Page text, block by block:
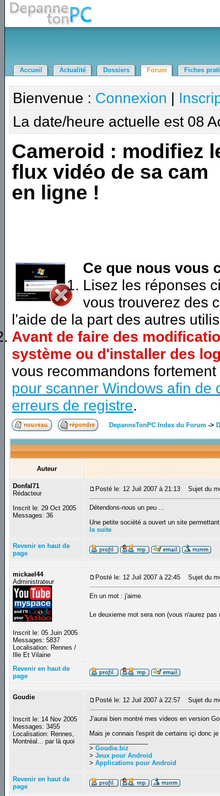
Accueil Actualité Dossiers Forum Fiches
Bienvenue : Connexion |
La date/heure actuelle est 08
Cameroid : modifiez
flux vidéo de sa cam
en ligne !
Ce que nous vous
Lisez les réponses
vous trouverez des
l'aide de la part des autres
Avant de faire des
système ou d'installer des
vous recommandons
pour scanner Windows afin de
erreurs de registre.
DepanneTonPC Index du Forum ->
Auteur
Donfal71
Rédacteur
Inscrit le: 29 Oct 2005
Messages: 36
Posté le: 12 Juil 2007 à 21:13 Sujet du
Détendons-nous un peu ...
Une petite société a ouvert un site
la suite
Revenir en haut de
page
mickael44
Administrateur
Inscrit le: 05 Juin 2005
Messages: 5837
Localisation: Rennes /
Ille Et Vilaine
Posté le: 12 Juil 2007 à 22:45 Sujet du
En un mot : j'aime.
Le deuxieme mot sera non (vous n'aurez
Revenir en haut de
page
Goudie
Inscrit le: 14 Nov 2005
Messages: 3455
Localisation: Rennes,
Montréal... par là quoi
Posté le: 12 Juil 2007 à 22:57 Sujet du
J'aurai bien montré mes videos en version
Mais je connais l'esprit de certains içi donc
>Goudie.biz
>Jeux pour Android
>Applications pour Android
Revenir en haut de
page